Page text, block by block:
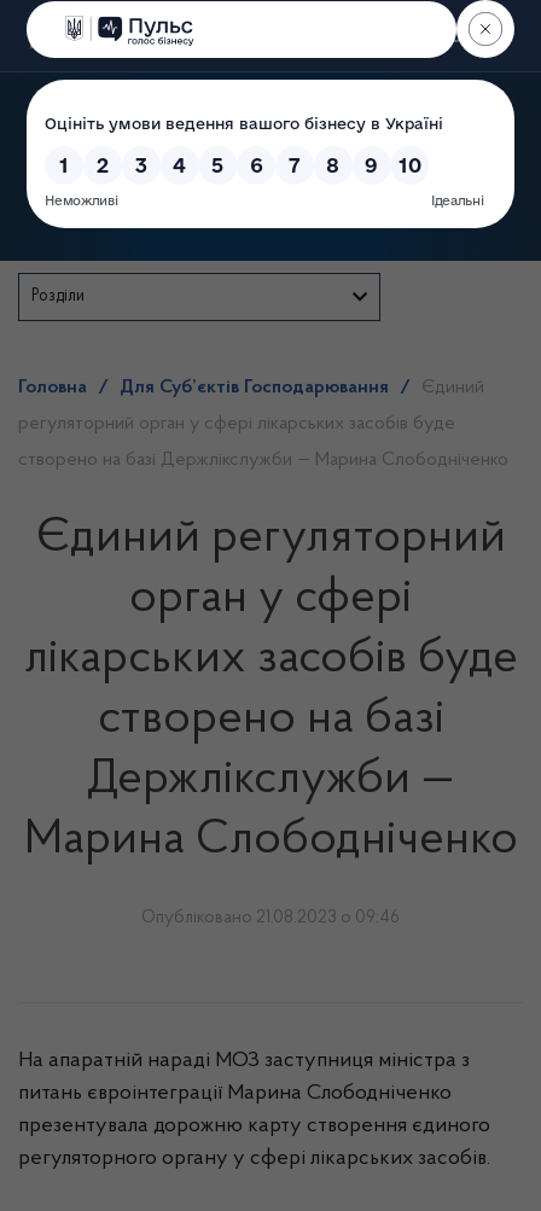
Пошук
Розділи
Головна / Для Суб’єктів Господарювання /
Єдиний
регуляторний орган у сфері лікарських засобів буде
створено на базі Держлікслужби — Марина Слободніченко
Єдиний регуляторний
орган у сфері
лікарських засобів буде
створено на базі
Держлікслужби —
Марина Слободніченко
Опубліковано 21.08.2023 о 09:46
На апаратній нараді МОЗ заступниця міністра з
питань євроінтеграції Марина Слободніченко
презентувала дорожню карту створення єдиного
регуляторного органу у сфері лікарських засобів.